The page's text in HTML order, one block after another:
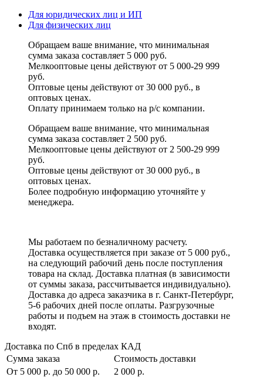
Для юридических лиц и ИП
Для физических лиц
Обращаем ваше внимание, что минимальная
сумма заказа составляет 5 000 руб.
Мелкооптовые цены действуют от 5 000-29 999
руб.
Оптовые цены действуют от 30 000 руб., в
оптовых ценах.
Оплату принимаем только на р/с компании.
Обращаем ваше внимание, что минимальная
сумма заказа составляет 2 500 руб.
Мелкооптовые цены действуют от 2 500-29 999
руб.
Оптовые цены действуют от 30 000 руб., в
оптовых ценах.
Более подробную информацию уточняйте у
менеджера.
Мы работаем по безналичному расчету.
Доставка осуществляется при заказе от 5 000 руб.,
на следующий рабочий день после поступления
товара на склад. Доставка платная (в зависимости
от суммы заказа, рассчитывается индивидуально).
Доставка до адреса заказчика в г. Санкт-Петербург,
5-6 рабочих дней после оплаты. Разгрузочные
работы и подъем на этаж в стоимость доставки не
входят.
Доставка по Спб в пределах КАД
Сумма заказа
Стоимость доставки
От 5 000 р. до 50 000 р.
2 000 р.